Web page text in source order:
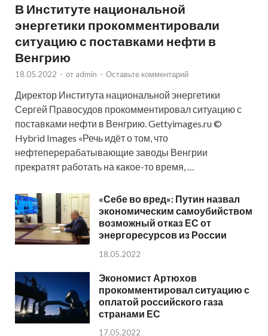
В Институте национальной
энергетики прокомментировали
ситуацию с поставками нефти в
Венгрию
18.05.2022 - от admin - Оставьте комментарий
Директор Института национальной энергетики
Сергей Правосудов прокомментировал ситуацию с
поставками нефти в Венгрию. Gettyimages.ru ©
Hybrid Images «Речь идёт о том, что
нефтеперерабатывающие заводы Венгрии
прекратят работать на какое-то время, …
«Себе во вред»: Путин назвал
экономическим самоубийством
возможный отказ ЕС от
энергоресурсов из России
18.05.2022
Экономист Артюхов
прокомментировал ситуацию с
оплатой российского газа
странами ЕС
17.05.2022